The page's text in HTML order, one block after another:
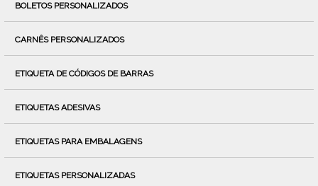
BOLETOS PERSONALIZADOS
CARNÊS PERSONALIZADOS
ETIQUETA DE CÓDIGOS DE BARRAS
ETIQUETAS ADESIVAS
ETIQUETAS PARA EMBALAGENS
ETIQUETAS PERSONALIZADAS